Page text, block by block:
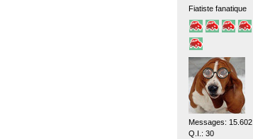
Fiatiste fanatique
Messages: 15.602
Q.I.: 30